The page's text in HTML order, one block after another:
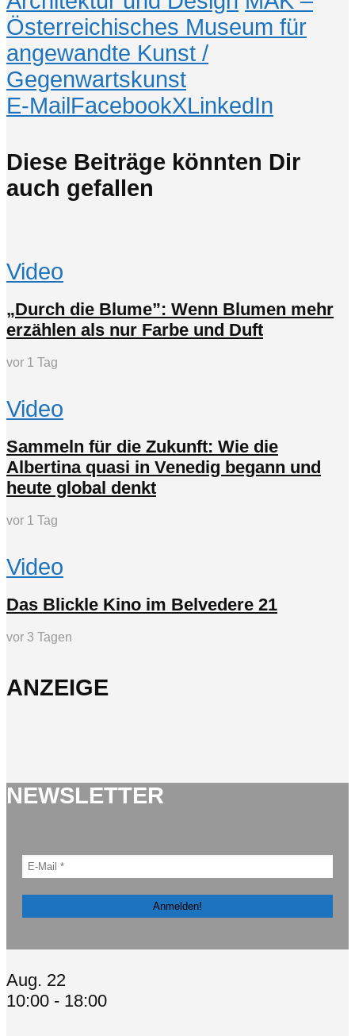
Österreichisches Museum für
angewandte Kunst /
Gegenwartskunst
E-MailFacebookXLinkedIn
Diese Beiträge könnten Dir
auch gefallen
Video
„Durch die Blume”: Wenn Blumen mehr
erzählen als nur Farbe und Duft
vor 1 Tag
Video
Sammeln für die Zukunft: Wie die
Albertina quasi in Venedig begann und
heute global denkt
vor 1 Tag
Video
Das Blickle Kino im Belvedere 21
vor 3 Tagen
ANZEIGE
NEWSLETTER
Aug. 22
10:00 - 18:00